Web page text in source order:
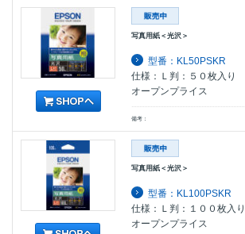
写真用紙＜光沢＞
型番：KL50PSKR
仕様：Ｌ判：５０枚入り
オープンプライス
備考：
写真用紙＜光沢＞
型番：KL100PSKR
仕様：Ｌ判：１００枚入り
オープンプライス